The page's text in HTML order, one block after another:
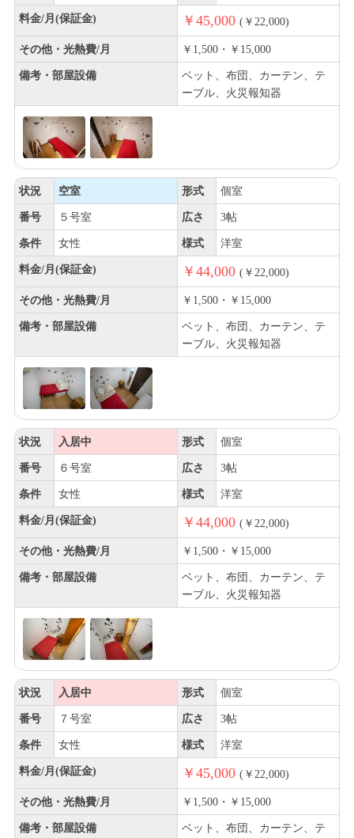
料金/月(保証金) ￥45,000 (￥22,000)
その他・光熱費/月 ￥1,500・￥15,000
備考・部屋設備
ベット、布団、カーテン、テ
ーブル、火災報知器
状況 空室 形式 個室
番号 ５号室 広さ 3帖
条件 女性 様式 洋室
料金/月(保証金) ￥44,000 (￥22,000)
その他・光熱費/月 ￥1,500・￥15,000
備考・部屋設備
ベット、布団、カーテン、テ
ーブル、火災報知器
状況 入居中 形式 個室
番号 ６号室 広さ 3帖
条件 女性 様式 洋室
料金/月(保証金) ￥44,000 (￥22,000)
その他・光熱費/月 ￥1,500・￥15,000
備考・部屋設備
ベット、布団、カーテン、テ
ーブル、火災報知器
状況 入居中 形式 個室
番号 ７号室 広さ 3帖
条件 女性 様式 洋室
料金/月(保証金) ￥45,000 (￥22,000)
その他・光熱費/月 ￥1,500・￥15,000
備考・部屋設備
ベット、布団、カーテン、テ